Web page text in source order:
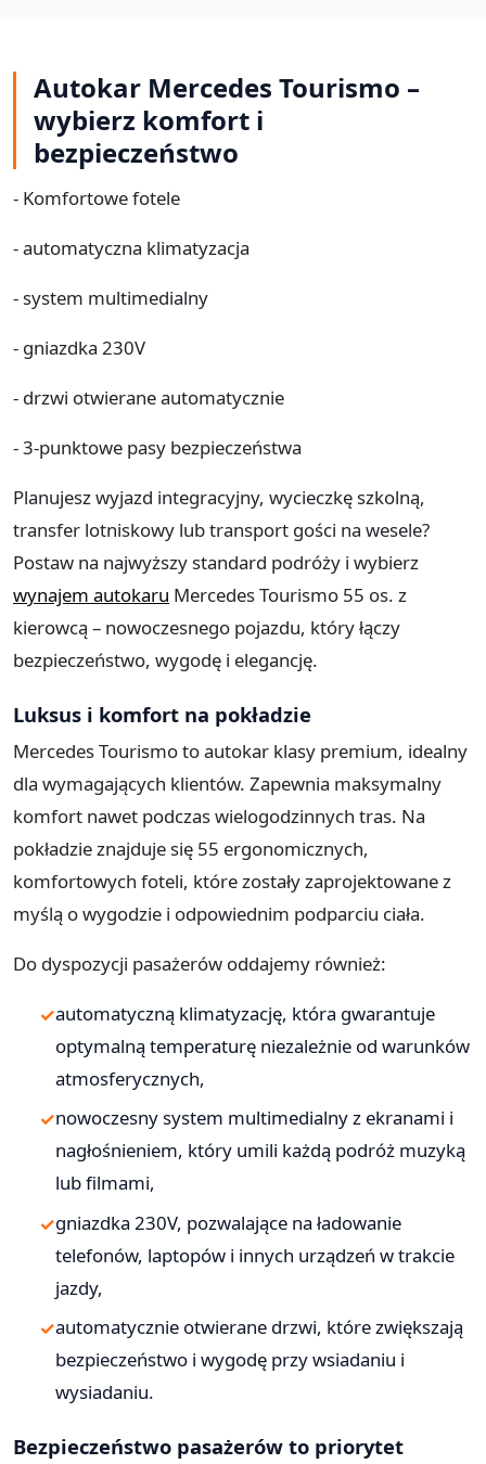
Autokar Mercedes Tourismo –
wybierz komfort i
bezpieczeństwo
- Komfortowe fotele
- automatyczna klimatyzacja
- system multimedialny
- gniazdka 230V
- drzwi otwierane automatycznie
- 3-punktowe pasy bezpieczeństwa
Planujesz wyjazd integracyjny, wycieczkę szkolną,
transfer lotniskowy lub transport gości na wesele?
Postaw na najwyższy standard podróży i wybierz
wynajem autokaru Mercedes Tourismo 55 os. z
kierowcą – nowoczesnego pojazdu, który łączy
bezpieczeństwo, wygodę i elegancję.
Luksus i komfort na pokładzie
Mercedes Tourismo to autokar klasy premium, idealny
dla wymagających klientów. Zapewnia maksymalny
komfort nawet podczas wielogodzinnych tras. Na
pokładzie znajduje się 55 ergonomicznych,
komfortowych foteli, które zostały zaprojektowane z
myślą o wygodzie i odpowiednim podparciu ciała.
Do dyspozycji pasażerów oddajemy również:
automatyczną klimatyzację, która gwarantuje
optymalną temperaturę niezależnie od warunków
atmosferycznych,
nowoczesny system multimedialny z ekranami i
nagłośnieniem, który umili każdą podróż muzyką
lub filmami,
gniazdka 230V, pozwalające na ładowanie
telefonów, laptopów i innych urządzeń w trakcie
jazdy,
automatycznie otwierane drzwi, które zwiększają
bezpieczeństwo i wygodę przy wsiadaniu i
wysiadaniu.
Bezpieczeństwo pasażerów to priorytet